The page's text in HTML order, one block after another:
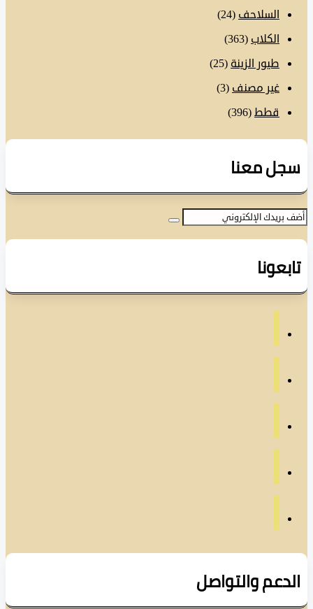
السلاحف(24)
الكلاب(363)
طيور الزينة (25)
غير مصنف(3)
قطط
(396)
معنا
والتواصل